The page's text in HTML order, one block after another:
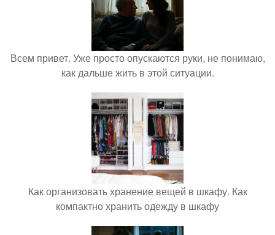
Всем привет. Уже просто опускаются руки, не понимаю,
как дальше жить в этой ситуации.
Как организовать хранение вещей в шкафу. Как
компактно хранить одежду в шкафу